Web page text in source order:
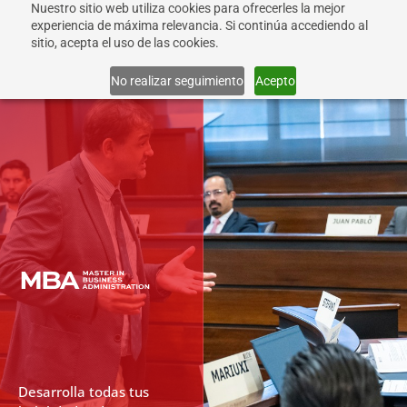
Nuestro sitio web utiliza cookies para ofrecerles la mejor
experiencia de máxima relevancia. Si continúa accediendo al
sitio, acepta el uso de las cookies.
No realizar seguimiento Acepto
Desarrolla todas tus